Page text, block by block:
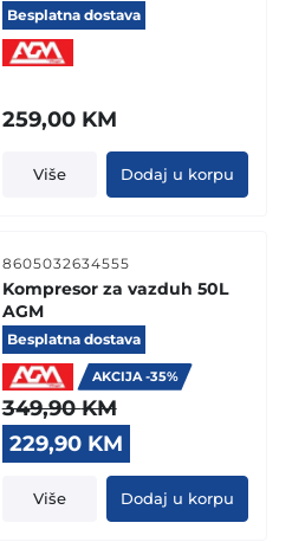
Besplatna dostava
259,00 KM
Više Dodaj u korpu
8605032634555
Kompresor za vazduh 50L
AGM
Besplatna dostava
AKCIJA -35%
349,90KM
Original
price
was:
349,90 KM.
229,90 KM
price
is:
229,90 KM.
Više Dodaj u korpu